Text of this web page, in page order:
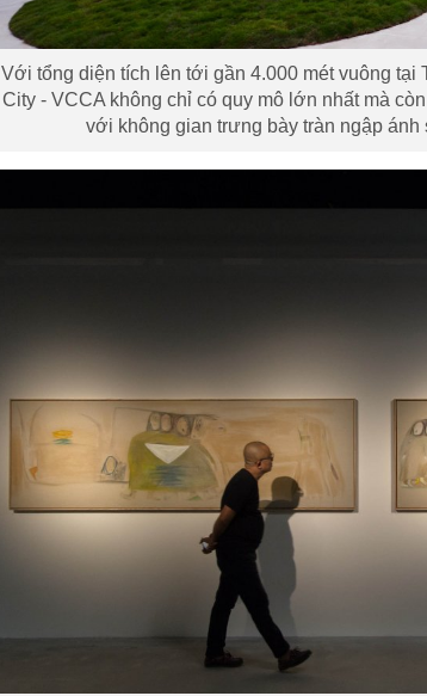
Với tổng diện tích lên tới gần 4.000 mét vuông tại
City - VCCA không chỉ có quy mô lớn nhất mà
với không gian trưng bày tràn ngập